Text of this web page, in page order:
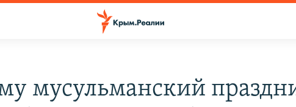
мусульманский